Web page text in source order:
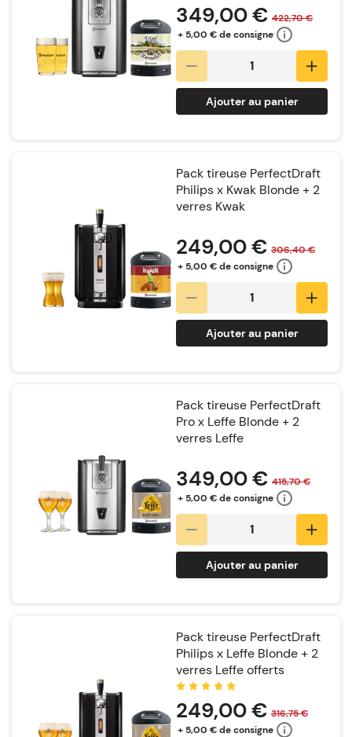
349,00 € 422,70 €
+ 5,00 € de consigne
Ajouter au panier
Pack tireuse PerfectDraft
Philips x Kwak Blonde + 2
verres Kwak
249,00 € 306,40 €
+ 5,00 € de consigne
Ajouter au panier
Pack tireuse PerfectDraft
Pro x Leffe Blonde + 2
verres Leffe
349,00 € 415,70 €
+ 5,00 € de consigne
Ajouter au panier
Pack tireuse PerfectDraft
Philips x Leffe Blonde + 2
verres Leffe offerts
Notation:
249,00 € 316,75 €
+ 5,00 € de consigne